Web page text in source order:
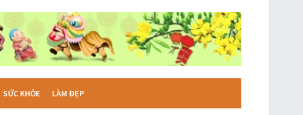
SỨC KHỎE LÀM ĐẸP